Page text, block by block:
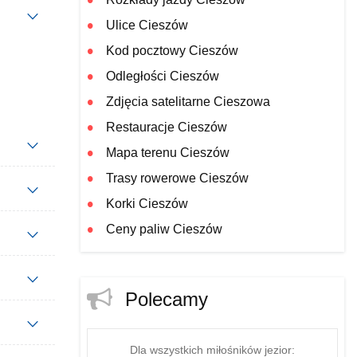
Ulice Cieszów
Kod pocztowy Cieszów
Odległości Cieszów
Zdjęcia satelitarne Cieszowa
Restauracje Cieszów
Mapa terenu Cieszów
Trasy rowerowe Cieszów
Korki Cieszów
Ceny paliw Cieszów
Polecamy
Dla wszystkich miłośników jezior: